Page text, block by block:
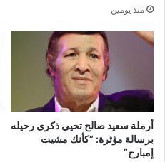
منذ يومين
أرملة سعيد صالح تحيي ذكرى رحيله
برسالة مؤثرة: “كأنك مشيت
إمبارح”